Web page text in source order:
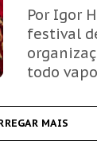
Por Igor
festival
todo
MAIS